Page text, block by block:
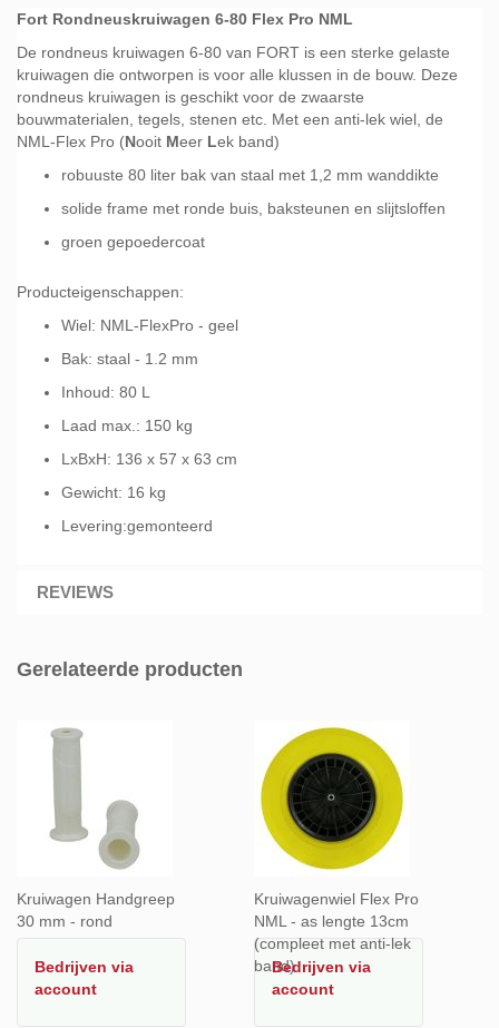
Fort Rondneuskruiwagen 6-80 Flex Pro NML
De rondneus kruiwagen 6-80 van FORT is een sterke gelaste
kruiwagen die ontworpen is voor alle klussen in de bouw. Deze
rondneus kruiwagen is geschikt voor de zwaarste
bouwmaterialen, tegels, stenen etc. Met een anti-lek wiel, de
NML-Flex Pro (Nooit Meer Lek band)
robuuste 80 liter bak van staal met 1,2 mm wanddikte
solide frame met ronde buis, baksteunen en slijtsloffen
groen gepoedercoat
Producteigenschappen:
Wiel: NML-FlexPro - geel
Bak: staal - 1.2 mm
Inhoud: 80 L
Laad max.: 150 kg
LxBxH: 136 x 57 x 63 cm
Gewicht: 16 kg
Levering:gemonteerd
REVIEWS
Gerelateerde producten
Kruiwagen Handgreep
30 mm - rond
Bedrijven via
account
Kruiwagenwiel Flex Pro
NML - as lengte 13cm
(compleet met anti-lek
band)
Bedrijvenvia
account